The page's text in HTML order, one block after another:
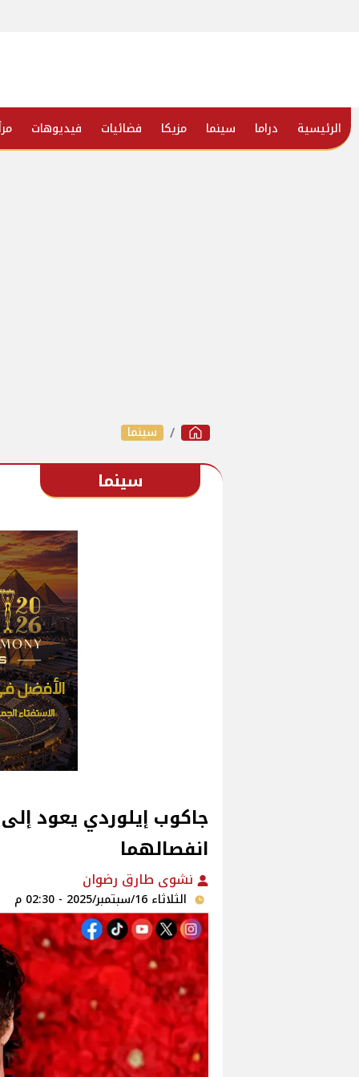
الرئيسية دراما سينما مزيكا فضائيات فيديوهات
سينما
سينما
جاكوب إيلوردي يعود
انفصالهما
نشوى طارق رضوان
الثلاثاء 16/سبتمبر/2025 - 02:30 م